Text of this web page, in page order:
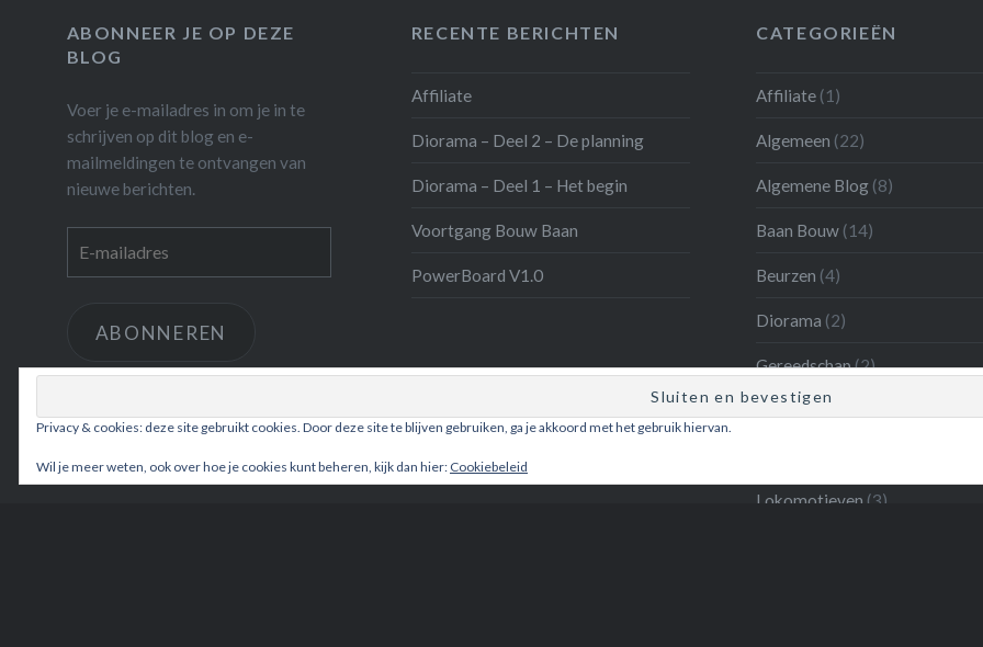
ABONNEER JE OP DEZE
BLOG
Voer je e-mailadres in om je in te
schrijven op dit blog en e-
mailmeldingen te ontvangen van
nieuwe berichten.
ABONNEREN
RECENTE BERICHTEN
Affiliate
Diorama – Deel 2 – De planning
Diorama – Deel 1 – Het begin
Voortgang Bouw Baan
PowerBoard V1.0
CATEGORIEËN
Affiliate (1)
Algemeen (22)
Algemene Blog (8)
Baan Bouw (14)
Beurzen (4)
Diorama (2)
Gereedschap(2)
Inventaris
Lokomotieven (3)
Privacy & cookies: deze site gebruikt cookies. Door deze site te blijven gebruiken, ga je akkoord met het gebruik hiervan.
Wil je meer weten, ook over hoe je cookies kunt beheren, kijk dan hier: Cookiebeleid